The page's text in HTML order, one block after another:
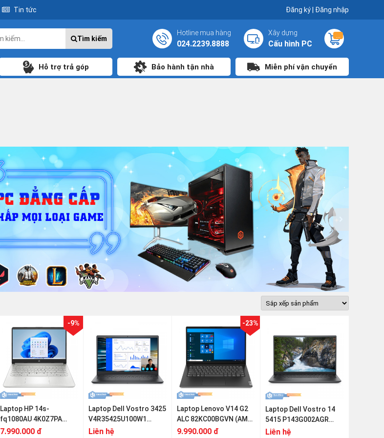
Tin tức Đăng ký| Đăng nhập
Tìm kiếm
Hotline mua hàng
024.2239.8888
Xây dựng
Cấu hình PC
Hỗ trợ trả góp Bảo hành tận nhà Miễn phí vận chuyển
-9%
Laptop HP 14s-
fq1080AU 4K0Z7PA
(AMD Ryzen 3 5300U |
7.990.000 đ
Laptop Dell Vostro 3425
V4R35425U100W1
(Ryzen 3-5425U | 4GB |
Liên hệ
-23%
Laptop Lenovo V14 G2
ALC 82KC00BGVN (AMD
Ryzen 3-5300U | 8GB |
9.990.000 đ
Laptop Dell Vostro 14
5415 P143G002AGR
(Ryzen 3-5300U | 8GB |
Liên hệ